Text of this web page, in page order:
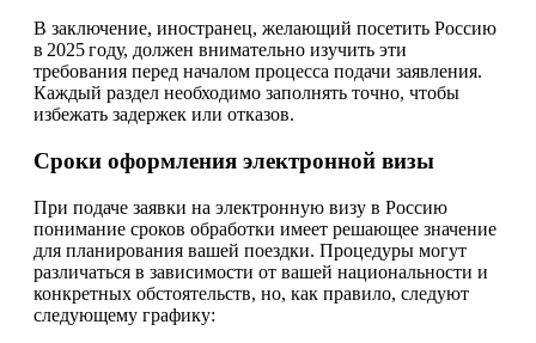
В заключение, иностранец, желающий посетить Россию
в 2025 году, должен внимательно изучить эти
требования перед началом процесса подачи заявления.
Каждый раздел необходимо заполнять точно, чтобы
избежать задержек или отказов.
Сроки оформления электронной визы
При подаче заявки на электронную визу в Россию
понимание сроков обработки имеет решающее значение
для планирования вашей поездки. Процедуры могут
различаться в зависимости от вашей национальности и
конкретных обстоятельств, но, как правило, следуют
следующему графику: